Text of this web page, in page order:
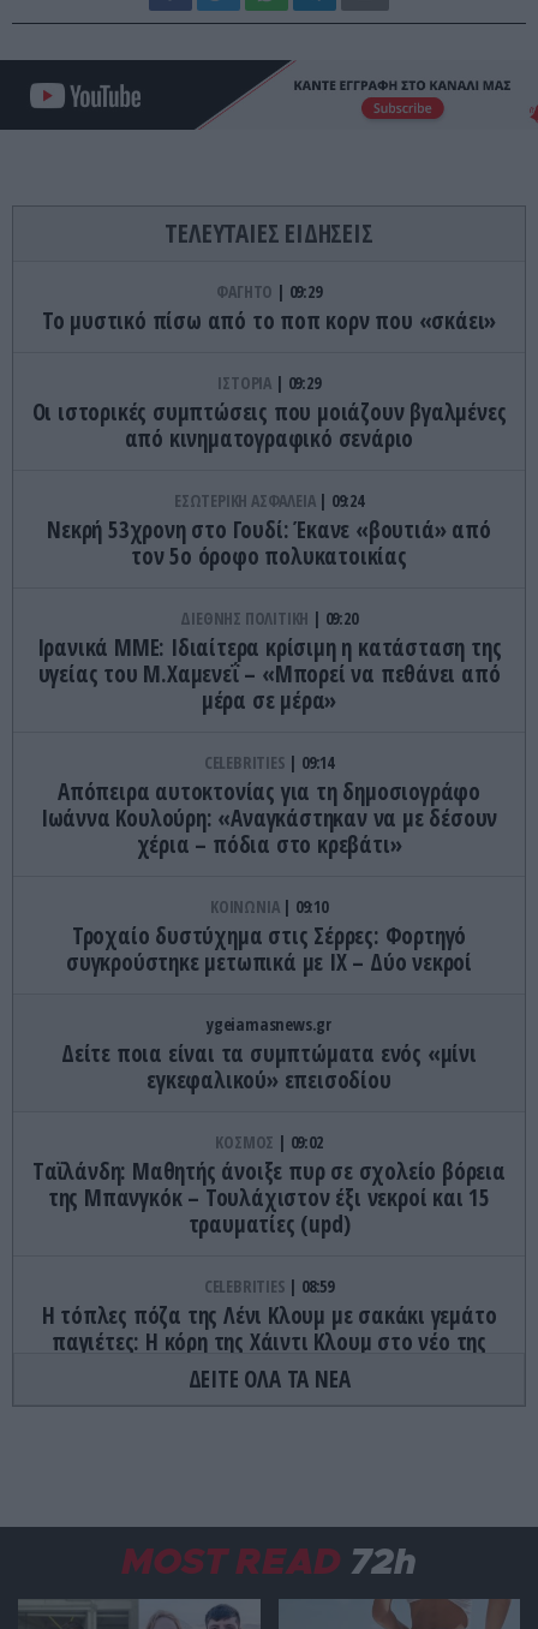
ΤΕΛΕΥΤΑΙΕΣ ΕΙΔΗΣΕΙΣ
ΦΑΓΗΤΟ 09:29
Το μυστικό πίσω από το ποπ κορν που «σκάει»
ΙΣΤΟΡΙΑ 09:29
Οι ιστορικές συμπτώσεις που μοιάζουν βγαλμένες
από κινηματογραφικό σενάριο
ΕΣΩΤΕΡΙΚΗ ΑΣΦΑΛΕΙΑ 09:24
Νεκρή 53χρονη στο Γουδί: Έκανε «βουτιά» από
τον 5ο όροφο πολυκατοικίας
ΔΙΕΘΝΗΣ ΠΟΛΙΤΙΚΗ 09:20
Ιρανικά ΜΜΕ: Ιδιαίτερα κρίσιμη η κατάσταση της
υγείας του Μ.Χαμενεΐ – «Μπορεί να πεθάνει από
μέρα σε μέρα»
CELEBRITIES 09:14
Απόπειρα αυτοκτονίας για τη δημοσιογράφο
Ιωάννα Κουλούρη: «Αναγκάστηκαν να με δέσουν
χέρια – πόδια στο κρεβάτι»
ΚΟΙΝΩΝΙΑ 09:10
Τροχαίο δυστύχημα στις Σέρρες: Φορτηγό
συγκρούστηκε μετωπικά με ΙΧ – Δύο νεκροί
ygeiamasnews.gr
Δείτε ποια είναι τα συμπτώματα ενός «μίνι
εγκεφαλικού» επεισοδίου
ΚΟΣΜΟΣ 09:02
Tαϊλάνδη: Μαθητής άνοιξε πυρ σε σχολείο βόρεια
της Μπανγκόκ – Τουλάχιστον έξι νεκροί και 15
τραυματίες (upd)
CELEBRITIES 08:59
Η τόπλες πόζα της Λένι Κλουμ με σακάκι γεμάτο
παγιέτες: Η κόρη της Χάιντι Κλουμ στο νέο της
εξώφυλλο
ΙΣΤΟΡΙΑ 08:49
Οι πόλεμοι που ξεκίνησαν από μια παρεξήγηση:
ΔΕΙΤΕ ΟΛΑ ΤΑ ΝΕΑ
MOST READ 72h